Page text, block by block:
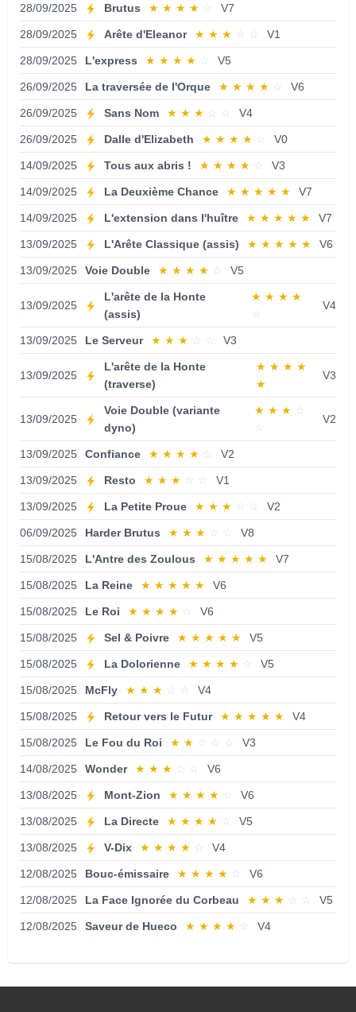
28/09/2025 Brutus ★ ★ ★ ★ ☆ V7
28/09/2025 Arête d'Eleanor ★ ★ ★ ☆ ☆ V1
28/09/2025 L'express ★ ★ ★ ★ ☆ V5
26/09/2025 La traversée de l'Orque ★ ★ ★ ★ ☆ V6
26/09/2025 Sans Nom ★ ★ ★ ☆ ☆ V4
26/09/2025 Dalle d'Elizabeth ★ ★ ★ ★ ☆ V0
14/09/2025 Tous aux abris ! ★ ★ ★ ★ ☆ V3
14/09/2025 La Deuxième Chance ★ ★ ★ ★ ★ V7
14/09/2025 L'extension dans l'huître ★ ★ ★ ★ ★ V7
13/09/2025 L'Arête Classique (assis) ★ ★ ★ ★ ★ V6
13/09/2025 Voie Double ★ ★ ★ ★ ☆ V5
13/09/2025
L'arête de la Honte
(assis)
★ ★ ★ ★
☆
V4
13/09/2025 Le Serveur ★ ★ ★ ☆ ☆ V3
13/09/2025
L'arête de la Honte
(traverse)
★ ★ ★ ★
★
V3
13/09/2025
Voie Double (variante
dyno)
★ ★ ★
☆
☆
V2
13/09/2025 Confiance ★ ★ ★ ★ ☆ V2
13/09/2025 Resto ★ ★ ★ ☆ ☆ V1
13/09/2025 La Petite Proue ★ ★ ★ ☆ ☆ V2
06/09/2025 Harder Brutus ★ ★ ★ ☆ ☆ V8
15/08/2025 L'Antre des Zoulous ★ ★ ★ ★ ★ V7
15/08/2025 La Reine ★ ★ ★ ★ ★ V6
15/08/2025 Le Roi ★ ★ ★ ★ ☆ V6
15/08/2025 Sel & Poivre ★ ★ ★ ★ ★ V5
15/08/2025 La Dolorienne ★ ★ ★ ★ ☆ V5
15/08/2025 McFly ★ ★ ★ ☆ ☆ V4
15/08/2025 Retour vers le Futur ★ ★ ★ ★ ★ V4
15/08/2025 Le Fou du Roi ★ ★ ☆ ☆ ☆ V3
14/08/2025 Wonder ★ ★ ★ ☆ ☆ V6
13/08/2025 Mont-Zion ★ ★ ★ ★ ☆ V6
13/08/2025 La Directe ★ ★ ★ ★ ☆ V5
13/08/2025 V-Dix ★ ★ ★ ★ ☆ V4
12/08/2025 Bouc-émissaire ★ ★ ★ ★ ☆ V6
12/08/2025 La Face Ignorée du Corbeau ★ ★ ★ ☆ ☆ V5
12/08/2025 Saveur de Hueco ★ ★ ★ ★ ☆ V4